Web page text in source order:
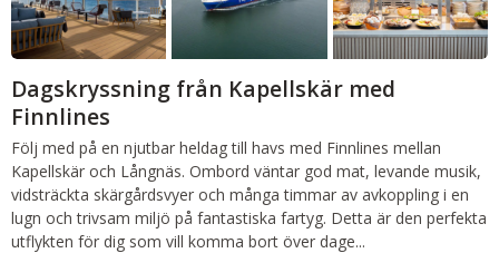
Dagskryssning från Kapellskär med
Finnlines
Följ med på en njutbar heldag till havs med Finnlines mellan
Kapellskär och Långnäs. Ombord väntar god mat, levande musik,
vidsträckta skärgårdsvyer och många timmar av avkoppling i en
lugn och trivsam miljö på fantastiska fartyg. Detta är den perfekta
utflykten för dig som vill komma bort över dage...